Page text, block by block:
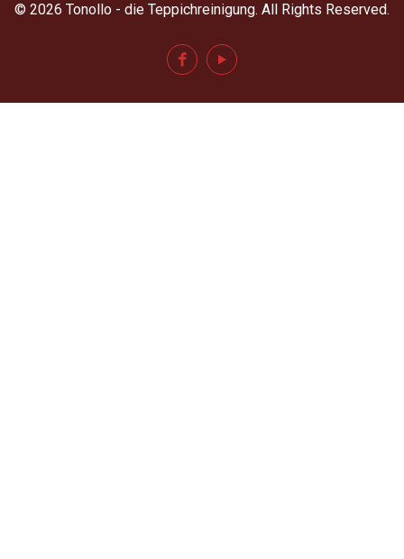
© 2026 Tonollo - die Teppichreinigung. All Rights Reserved.